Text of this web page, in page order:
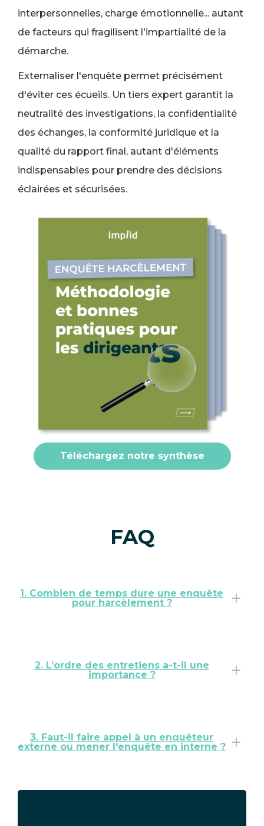
interpersonnelles, charge émotionnelle... autant
de facteurs qui fragilisent l'impartialité de la
démarche.
Externaliser l'enquête permet précisément
d'éviter ces écueils. Un tiers expert garantit la
neutralité des investigations, la confidentialité
des échanges, la conformité juridique et la
qualité du rapport final, autant d'éléments
indispensables pour prendre des décisions
éclairées et sécurisées.
Téléchargez notre synthèse
FAQ
1. Combien de temps dure une enquête
pour harcèlement ?
2. L’ordre des entretiens a-t-il une
importance ?
3. Faut-il faire appel à un enquêteur
externe ou mener l'enquête en interne ?